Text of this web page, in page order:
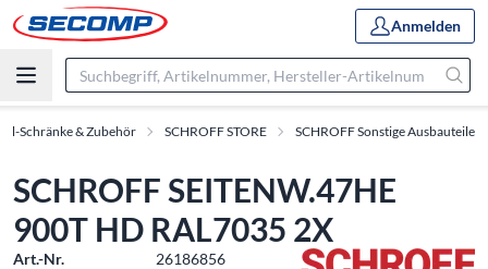
Anmelden
Schränke & Zubehör SCHROFF STORE SCHROFF Sonstige Ausbauteile
SCHROFF SEITENW.47HE
900T HD RAL7035 2X
Art.-Nr.
26186856